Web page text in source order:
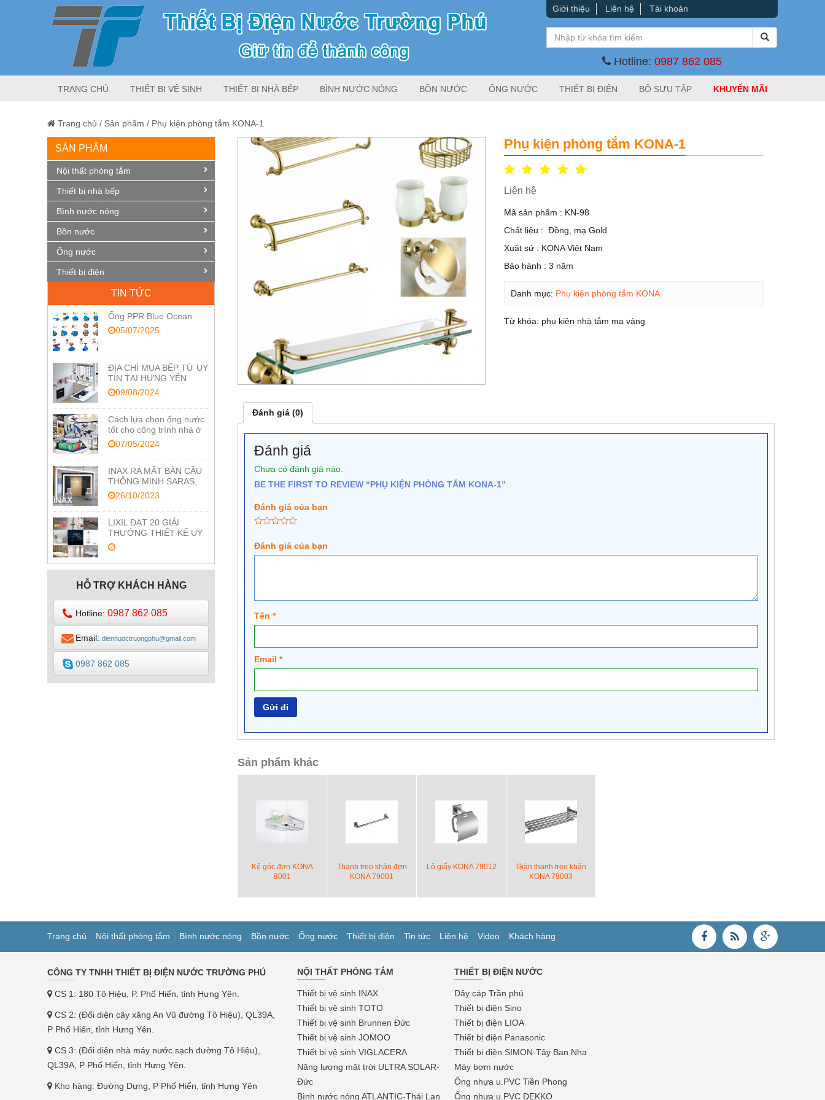
Giới thiệu Liên hệ Tài khoản
Hotline:0987 862 085
TRANG CHỦ THIẾT BỊ VỆ SINH THIẾT BỊ NHÀ BẾP BÌNH NƯỚC NÓNG BỒN NƯỚC ỐNG NƯỚC THIẾT BỊ ĐIỆN BỘ SƯU TẬP KHUYẾN MÃI
Trang chủ / Sản phẩm / Phụ kiện phòng tắm KONA-1
SẢN PHẨM
Nội thất phòng tắm
Thiết bị nhà bếp
Bình nước nóng
Bồn nước
Ống nước
Thiết bị điện
TIN TỨC
Ống PPR Blue Ocean
05/07/2025
ĐỊA CHỈ MUA BẾP TỪ UY
TÍN TẠI HƯNG YÊN
09/08/2024
Cách lựa chọn ống nước
tốt cho công trình nhà ở
07/05/2024
INAX RA MẮT BÀN CẦU
THÔNG MINH SARAS,
TỐI ƯU CÔNG NGHỆ
CHĂM SÓC SỨC KHỎE
26/10/2023
LIXIL ĐẠT 20 GIẢI
THƯỞNG THIẾT KẾ UY
TÍN RED DOT VÀ IF
DESIGN
HỖ TRỢ KHÁCH HÀNG
Hotline: 0987 862 085
Email: diennuoctruongphu@gmail.com
0987 862 085
Phụ kiện phòng tắm KONA-1
Liên hệ
Mã sản phẩm : KN-98
Chất liệu : Đồng, mạ Gold
Xuât sứ : KONA Việt Nam
Bảo hành : 3 năm
Danh mục: Phụ kiện phòng tắm KONA
Từ khóa: phụ kiện nhà tắm mạ vàng
Đánh giá (0)
Đánh giá
Chưa có đánh giá nào.
BE THE FIRST TO REVIEW “PHỤ KIỆN PHÒNG TẮM KONA-1”
Đánh giá của bạn
Đánh giá của bạn
Tên *
Email *
Sản phẩm khác
Kệ góc đơn KONA
B001
Thanh treo khăn đơn
KONA 79001
Lô giấy KONA 79012
Giàn thanh treo khăn
KONA 79003
Trang chủ Nội thất phòng tắm Bình nước nóng Bồn nước Ống nước Thiết bị điện Tin tức Liên hệ Video Khách hàng
CÔNG TY TNHH THIẾT BỊ ĐIỆN NƯỚC TRƯỜNG PHÚ
CS 1: 180 Tô Hiệu, P. Phố Hiến, tỉnh Hưng Yên.
CS 2: (Đối diện cây xăng An Vũ đường Tô Hiệu), QL39A,
P Phố Hiến, tỉnh Hưng Yên.
CS 3: (Đối diện nhà máy nước sạch đường Tô Hiệu),
QL39A, P Phố Hiến, tỉnh Hưng Yên.
Kho hàng: Đường Dựng, P Phố Hiến, tỉnh Hưng Yên
NỘI THẤT PHÒNG TẮM
Thiết bị vệ sinh INAX
Thiết bị vệ sinh TOTO
Thiết bị vệ sinh Brunnen Đức
Thiết bị vệ sinh JOMOO
Thiết bị vệ sinh VIGLACERA
Năng lượng mặt trời ULTRA SOLAR-
Đức
Bình nước nóng ATLANTIC-Thái Lan
THIẾT BỊ ĐIỆN NƯỚC
Dây cáp Trần phú
Thiết bị điện Sino
Thiết bị điện LIOA
Thiết bị điện Panasonic
Thiết bị điện SIMON-Tây Ban Nha
Máy bơm nước
Ống nhựa u.PVC Tiền Phong
Ống nhựa u.PVC DEKKO